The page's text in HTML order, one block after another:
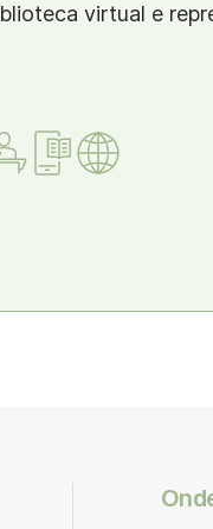
virtual e